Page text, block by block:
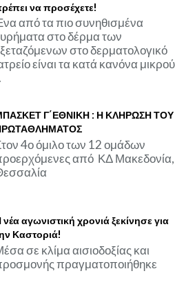
να προσέχετε!
από τα πιο συνηθισμένα
στο δέρμα των
στο δερματολογικό
είναι τα κατά κανόνα μικρού
Γ΄ΕΘΝΙΚΗ : Η ΚΛΗΡΩΣΗ ΤΟΥ
4ο όμιλο των 12 ομάδων
από ΚΔ Μακεδονία,
νέα αγωνιστική χρονιά ξεκίνησε για
Καστοριά!
σε κλίμα αισιοδοξίας και
πραγματοποιήθηκε